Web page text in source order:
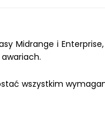
Midrange i
wszystkim